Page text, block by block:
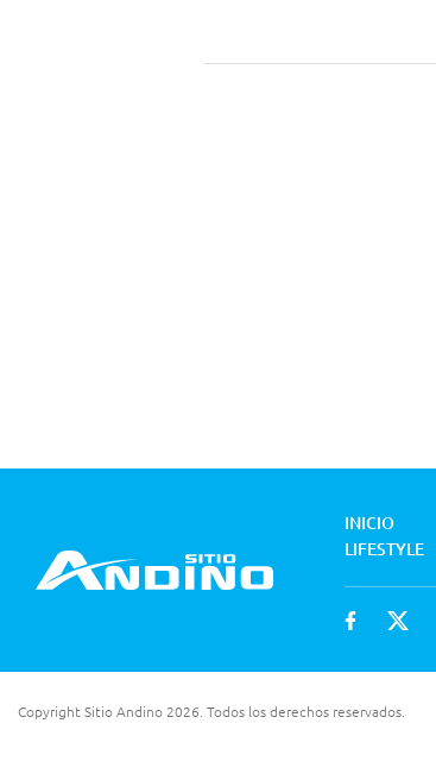
INICIO
LIFESTYLE
Copyright Sitio Andino 2026. Todos los derechos reservados.